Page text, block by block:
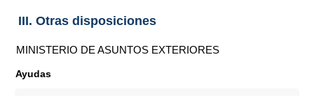
III. Otras disposiciones
MINISTERIO DE ASUNTOS EXTERIORES
Ayudas